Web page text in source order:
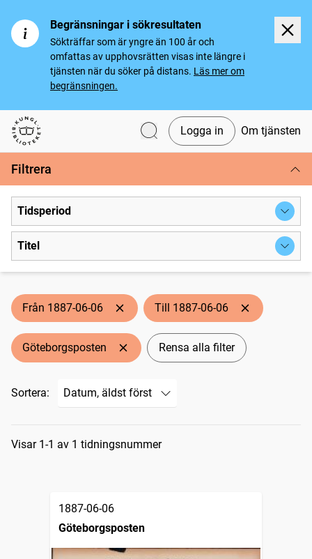
Begränsningar i sökresultaten
Sökträffar som är yngre än 100 år och
omfattas av upphovsrätten visas inte längre i
tjänsten när du söker på distans. Läs mer om
begränsningen.
Svenska tidningar
Logga in Om tjänsten
Filtrera
Tidsperiod
Titel
Från 1887-06-06 Till 1887-06-06
Göteborgsposten Rensa alla filter
Sortera:
Sökresultat
Visar 1-1 av 1 tidningsnummer
1887-06-06
Göteborgsposten